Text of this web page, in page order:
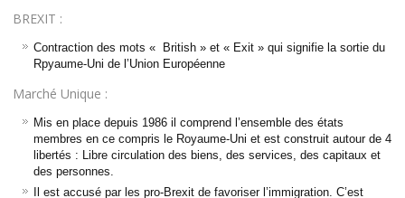
BREXIT :
Contraction des mots « British » et « Exit » qui signifie la sortie du
Rpyaume-Uni de l’Union Européenne
Marché Unique :
Mis en place depuis 1986 il comprend l’ensemble des états
membres en ce compris le Royaume-Uni et est construit autour de 4
libertés : Libre circulation des biens, des services, des capitaux et
des personnes.
Il est accusé par les pro-Brexit de favoriser l’immigration. C’est